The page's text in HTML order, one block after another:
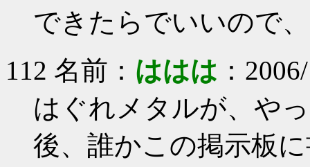
できたらでいいので
112 名前： ははは ：
はぐれメタルが、や
後、誰かこの掲示板